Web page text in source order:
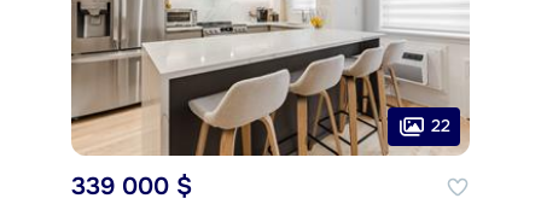
22
339 000 $